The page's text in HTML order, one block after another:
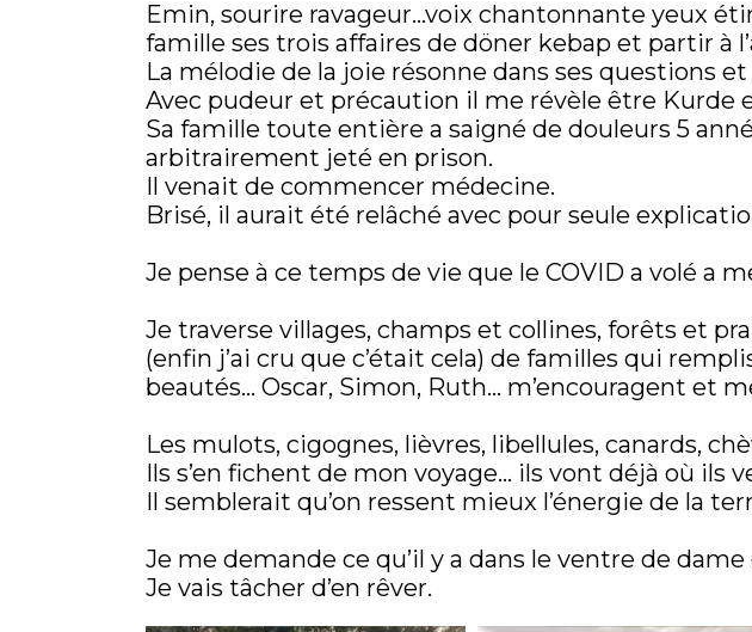
Emin, sourire ravageur…voix chantonnante yeux
famille ses trois affaires de döner kebap et partir à
La mélodie de la joie résonne dans ses questions
Avec pudeur et précaution il me révèle être Kurde
Sa famille toute entière a saigné de douleurs 5
arbitrairement jeté en prison.
Il venait de commencer médecine.
Brisé, il aurait été relâché avec pour seule
Je pense à ce temps de vie que le COVID a volé a
Je traverse villages, champs et collines, forêts et
(enfin j’ai cru que c’était cela) de familles qui
beautés… Oscar, Simon, Ruth… m’encouragent et
Les mulots, cigognes, lièvres, libellules, canards,
Ils s’en fichent de mon voyage… ils vont déjà où ils
Il semblerait qu’on ressent mieux l’énergie de la
Je me demande ce qu’il y a dans le ventre de dame
Je vais tâcher d’en rêver.